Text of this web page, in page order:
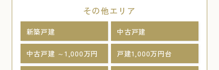
その他エリア
新築戸建 中古戸建
中古戸建 ～1,000万円 戸建1,000万円台